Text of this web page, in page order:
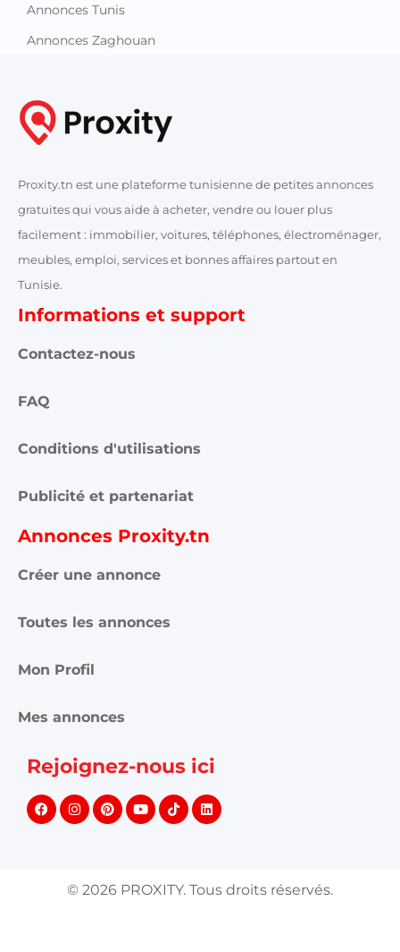
Annonces Tunis
Annonces Zaghouan
Proxity.tn est une plateforme tunisienne de petites annonces
gratuites qui vous aide à acheter, vendre ou louer plus
facilement : immobilier, voitures, téléphones, électroménager,
meubles, emploi, services et bonnes affaires partout en
Tunisie.
Informations et support
Contactez-nous
FAQ
Conditions d'utilisations
Publicité et partenariat
Annonces Proxity.tn
Créer une annonce
Toutes les annonces
Mon Profil
Mes annonces
Rejoignez-nous ici
© 2026 PROXITY. Tous droits réservés.